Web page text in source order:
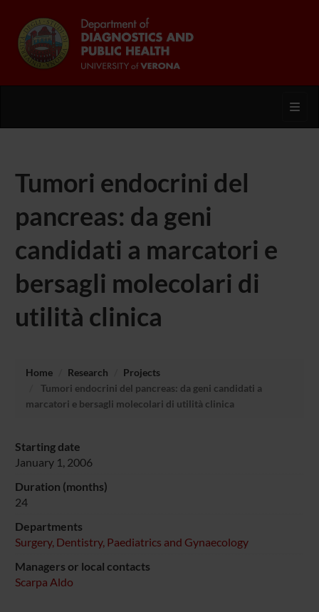
Tumori endocrini del
pancreas: da geni
candidati a marcatori e
bersagli molecolari di
utilità clinica
Home Research
Projects
Tumori endocrini del pancreas: da geni candidati a
marcatori e bersagli molecolari di utilità clinica
Starting date
January 1, 2006
Duration (months)
24
Departments
Surgery, Dentistry, Paediatrics and Gynaecology
Managers or local contacts
Scarpa Aldo